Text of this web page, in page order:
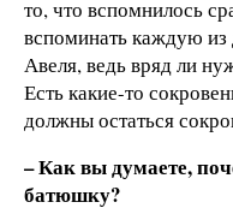
то, что вспомнилось
вспоминать каждую из
Авеля, ведь вряд ли
Есть какие-то
должны остаться
– Как вы думаете,
батюшку?